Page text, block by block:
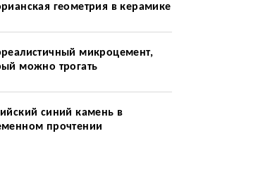
геометрия в керамике
микроцемент,
можно трогать
синий камень в
прочтении